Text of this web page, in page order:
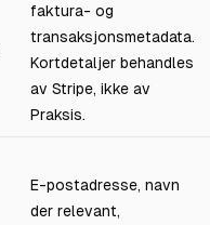
faktura- og
transaksjonsmetadata.
Kortdetaljer behandles
av Stripe, ikke av
Praksis.
E-postadresse, navn
der relevant,